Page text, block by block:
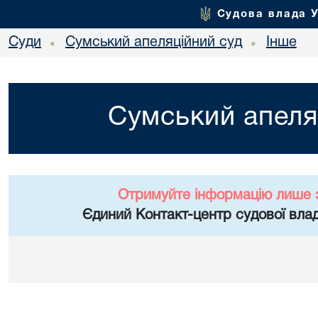
Судова влада
Суди • Сумський апеляційний суд • Інше
Сумський
Отримуйте інформацію лише
Єдиний Контакт-центр судової